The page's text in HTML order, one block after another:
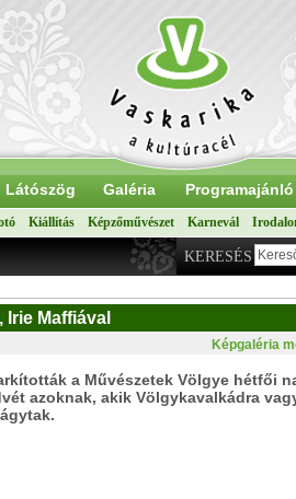
Látószög Galéria Programajánló
Kiállítás Képzőművészet Karnevál
KERESÉS
Maffiával
Képgaléria
a Művészetek Völgye hétfői
azoknak, akik Völgykavalkádra